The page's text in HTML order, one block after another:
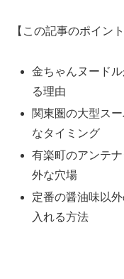
【この記事のポイント
金ちゃんヌード
る理由
関東圏の大型ス
なタイミング
有楽町のアンテ
外な穴場
定番の醤油味以
入れる方法